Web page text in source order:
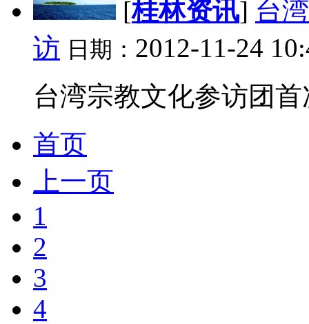
[桂林资讯] 台
访 日期： 2012-11-24
台湾宗教文化参访团
首页
上一页
1
2
3
4